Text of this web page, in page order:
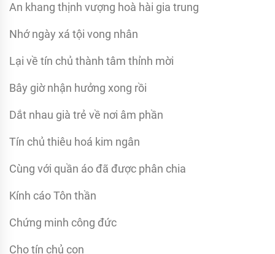
An khang thịnh vượng hoà hài gia trung
Nhớ ngày xá tội vong nhân
Lại về tín chủ thành tâm thỉnh mời
Bây giờ nhận hưởng xong rồi
Dắt nhau già trẻ về nơi âm phần
Tín chủ thiêu hoá kim ngân
Cùng với quần áo đã được phân chia
Kính cáo Tôn thần
Chứng minh công đức
Cho tín chủ con